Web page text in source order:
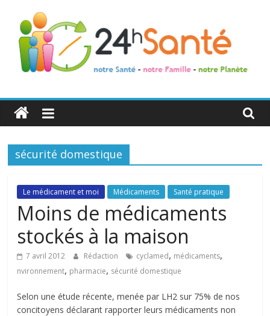
24h
Santé
La
de
toute
famille
sécurité domestique
Le médicament et moi Médicaments Santé pratique
Moins de médicaments
stockés à la maison
7 avril 2012 Rédaction cyclamed, médicaments,
nvironnement, pharmacie, sécurité domestique
Selon une étude récente, menée par LH2 sur 75% de nos
concitoyens déclarant rapporter leurs médicaments non